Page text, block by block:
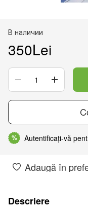
В наличии
350Lei
% Autentificați-vă
Adaugă în
Descriere